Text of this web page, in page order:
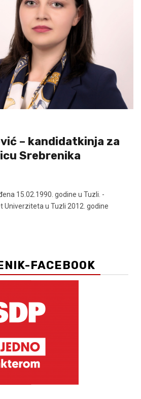
– kandidatkinja za
Srebrenika
15.02.1990. godine u Tuzli. -
Univerziteta u Tuzli 2012. godine
FACEBOOK